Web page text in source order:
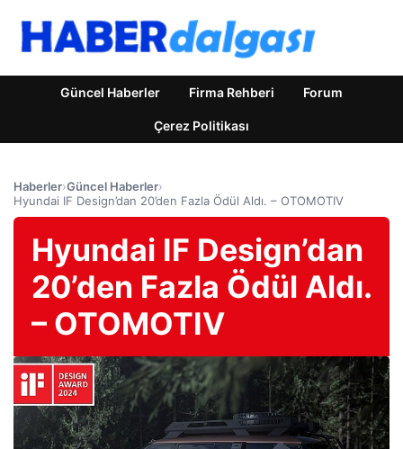
Güncel Haberler Firma Rehberi Forum
Çerez Politikası
Haberler›Güncel Haberler›
Hyundai IF Design’dan 20’den Fazla Ödül Aldı. – OTOMOTIV
Hyundai IF Design’dan
20’den Fazla Ödül Aldı.
– OTOMOTIV